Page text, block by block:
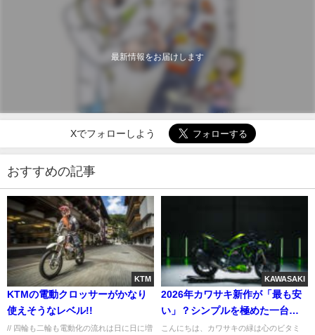
最新情報をお届けします
Xでフォローしよう
おすすめの記事
KTM
KTMの電動クロッサーがかなり
使えそうなレベル!!
// 四輪も二輪も電動化の流れは日に日に増
KAWASAKI
2026年カワサキ新作が「最も安
い」？シンプルを極めた一台に
古参ファンの心が震える理由
こんにちは、カワサキの緑は心のビタミ